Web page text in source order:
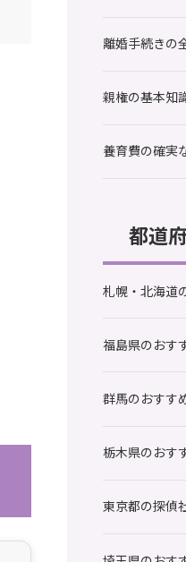
離婚手続きの
親権の基本知
養育費の確実
都道
札幌・北海道
福島県のおす
群馬のおすす
栃木県のおす
東京都の探偵